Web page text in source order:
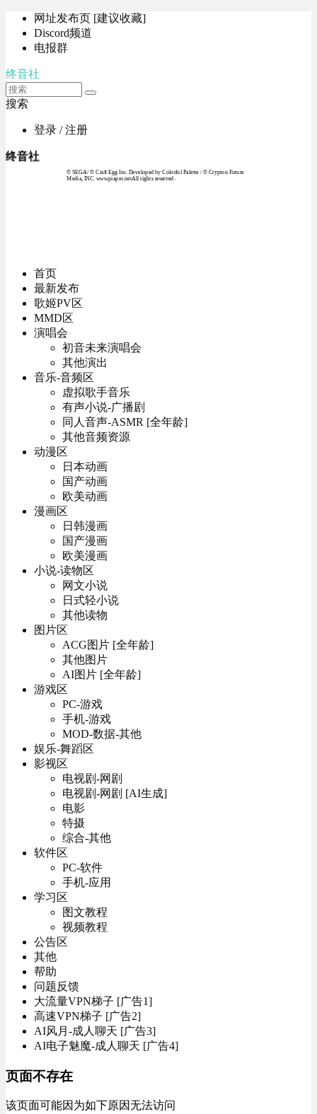
网址发布页 [建议收藏]
Discord频道
电报群
终音社
搜索
登录 / 注册
终音社
© SEGA / © Craft Egg Inc. Developed by Colorful Palette / © Crypton Future
Media, INC. www.piapro.netAll rights reserved.
首页
最新发布
歌姬PV区
MMD区
演唱会
初音未来演唱会
其他演出
音乐-音频区
虚拟歌手音乐
有声小说-广播剧
同人音声-ASMR [全年龄]
其他音频资源
动漫区
日本动画
国产动画
欧美动画
漫画区
日韩漫画
国产漫画
欧美漫画
小说-读物区
网文小说
日式轻小说
其他读物
图片区
ACG图片 [全年龄]
其他图片
AI图片 [全年龄]
游戏区
PC-游戏
手机-游戏
MOD-数据-其他
娱乐-舞蹈区
影视区
电视剧-网剧
电视剧-网剧 [AI生成]
电影
特摄
综合-其他
软件区
PC-软件
手机-应用
学习区
图文教程
视频教程
公告区
其他
帮助
问题反馈
大流量VPN梯子 [广告1]
高速VPN梯子 [广告2]
AI风月-成人聊天 [广告3]
AI电子魅魔-成人聊天 [广告4]
页面不存在
该页面可能因为如下原因无法访问